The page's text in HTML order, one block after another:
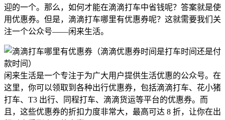
迎的一个。那么，如何才能在滴滴打车中省钱呢？答案就是使
用优惠券。但是，滴滴打车哪里有优惠券呢？这就需要我们关
注一个公众号——闲来生活。
闲来生活是一个专注于为广大用户提供生活优惠的公众号。在
这里，你可以领取到各种出行优惠券，包括滴滴打车、花小猪
打车、T3 出行、同程打车、滴滴货运等平台的优惠券。而
且，这些优惠券的折扣力度非常大，最高可达 8 折，让你在出